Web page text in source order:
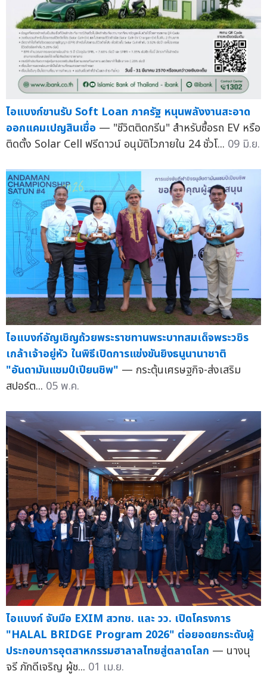
ไอแบงก์ขานรับ Soft Loan ภาครัฐ หนุนพลังงานสะอาด
ออกแคมเปญสินเชื่อ — "ชีวิตติดกรีน" สำหรับซื้อรถ EV หรือ
ติดตั้ง Solar Cell ฟรีดาวน์ อนุมัติไวภายใน 24 ชั่วโ... 09 มิ.ย.
ไอแบงก์อัญเชิญถ้วยพระราชทานพระบาทสมเด็จพระวชิร
เกล้าเจ้าอยู่หัว ในพิธีเปิดการแข่งขันยิงธนูนานาชาติ
"อันดามันแชมป์เปียนชิพ" — กระตุ้นเศรษฐกิจ-ส่งเสริม
สปอร์ต... 05 พ.ค.
ไอแบงก์ จับมือ EXIM สวทช. และ วว. เปิดโครงการ
"HALAL BRIDGE Program 2026" ต่อยอดยกระดับผู้
ประกอบการอุตสาหกรรมฮาลาลไทยสู่ตลาดโลก — นางนุ
จรี ภักดีเจริญ ผู้ช... 01 เม.ย.